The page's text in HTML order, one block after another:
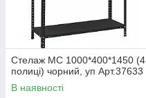
Стелаж МС 1000*400*1450 (4
полиці) чорний, уп Арт.37633
В наявності